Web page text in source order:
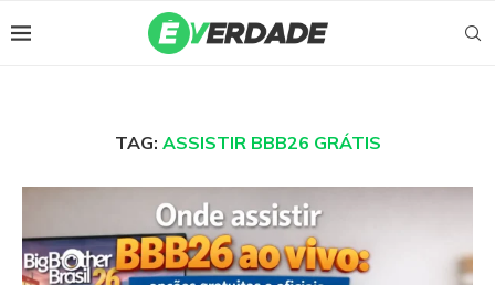
TAG: ASSISTIR BBB26 GRÁTIS